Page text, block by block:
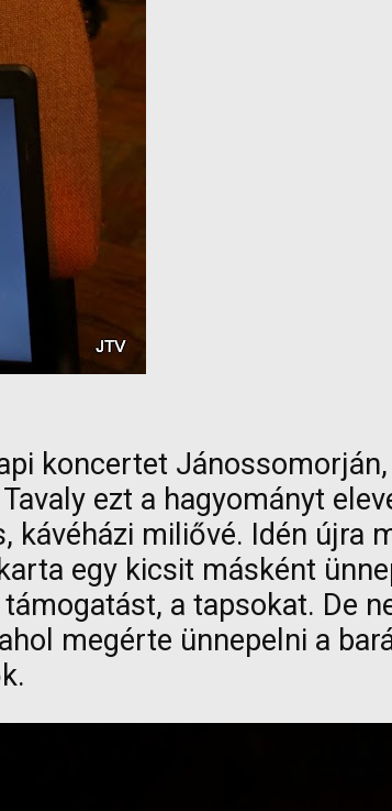
koncertet
ezt a hagyományt
kávéházi miliővé. Idén újra
egy kicsit másként
a tapsokat. De
megérte ünnepelni a